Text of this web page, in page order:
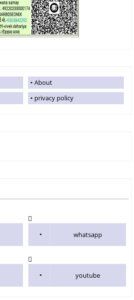
About
privacy policy
whatsapp
youtube